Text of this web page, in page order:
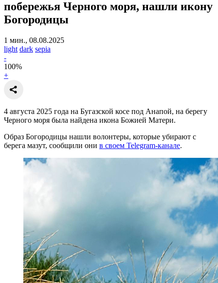
побережья Черного моря, нашли икону
Богородицы
1 мин., 08.08.2025
light dark sepia
-
100%
+
4 августа 2025 года на Бугазской косе под Анапой, на берегу
Черного моря была найдена икона Божией Матери.
Образ Богородицы нашли волонтеры, которые убирают с
берега мазут, сообщили они в своем Telegram-канале.